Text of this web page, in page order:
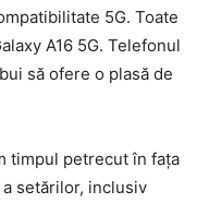
5G. Toate
A16 5G. Telefonul
să ofere o plasă de
timpul petrecut în fața
setărilor, inclusiv